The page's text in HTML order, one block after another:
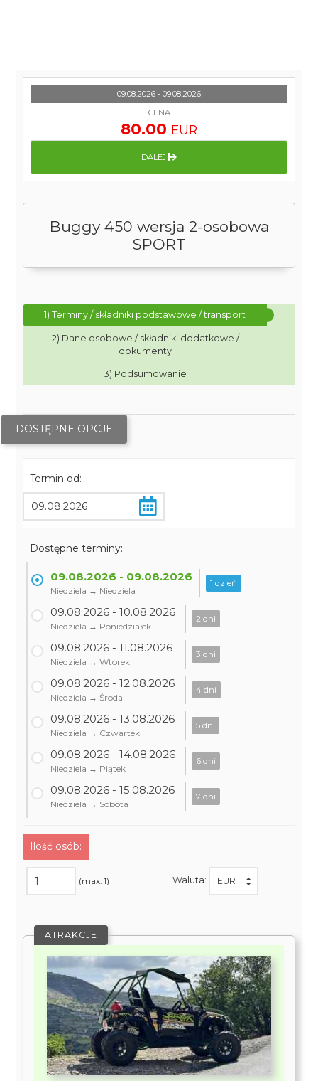
Buggy 450 wersja 2-osobowa
SPORT
1) Terminy / składniki podstawowe / transport
2) Dane osobowe / składniki dodatkowe /
dokumenty
3) Podsumowanie
DOSTĘPNE OPCJE
Termin od:
Dostępne terminy:
09.08.2026 - 09.08.2026
Niedziela → Niedziela
1 dzień
09.08.2026 - 10.08.2026
Niedziela → Poniedziałek
2 dni
09.08.2026 - 11.08.2026
Niedziela → Wtorek
3 dni
09.08.2026 - 12.08.2026
Niedziela → Środa
4 dni
09.08.2026 - 13.08.2026
Niedziela → Czwartek
5 dni
09.08.2026 - 14.08.2026
Niedziela → Piątek
6 dni
09.08.2026 - 15.08.2026
Niedziela → Sobota
7 dni
Ilość osób:
(max. 1) Waluta:
ATRAKCJE
09.08.2026 - 09.08.2026
CENA
80.00 EUR
DALEJ